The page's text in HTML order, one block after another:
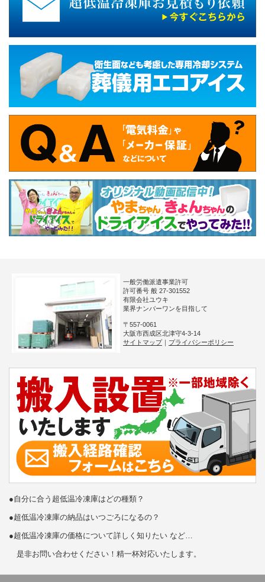
一般労働派遣事業許可
許可番号 般 27-301552
有限会社ユウキ
業界ナンバーワンを目指して
〒557-0061
大阪市西成区北津守4-3-14
サイトマップ｜ プライバシーポリシー
●自分に合う超低温冷凍庫はどの種類？
●超低温冷凍庫の納品はいつごろになるの？
●超低温冷凍庫の価格について詳しく知りたい など…
是非お問い合わせください！精一杯対応いたします。